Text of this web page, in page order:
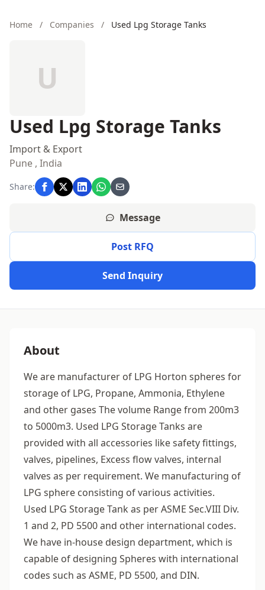
Home / Companies / Used Lpg Storage Tanks
U
Used Lpg Storage Tanks
Import & Export
Pune , India
Share:
Message
Post RFQ
Send Inquiry
About
We are manufacturer of LPG Horton spheres for
storage of LPG, Propane, Ammonia, Ethylene
and other gases The volume Range from 200m3
to 5000m3. Used LPG Storage Tanks are
provided with all accessories like safety fittings,
valves, pipelines, Excess flow valves, internal
valves as per requirement. We manufacturing of
LPG sphere consisting of various activities.
Used LPG Storage Tank as per ASME Sec.VIII Div.
1 and 2, PD 5500 and other international codes.
We have in-house design department, which is
capable of designing Spheres with international
codes such as ASME, PD 5500, and DIN.